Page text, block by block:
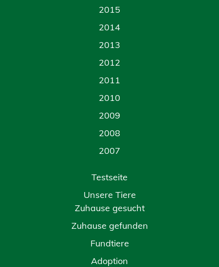
2015
2014
2013
2012
2011
2010
2009
2008
2007
Testseite
Unsere Tiere
Zuhause gesucht
Zuhause gefunden
Fundtiere
Adoption